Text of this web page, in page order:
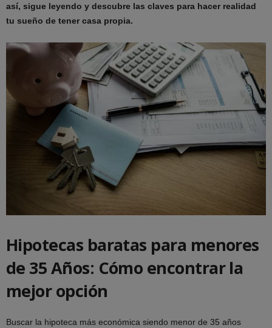
así, sigue leyendo y descubre las claves para hacer realidad
tu sueño de tener casa propia.
Hipotecas baratas para menores
de 35 Años: Cómo encontrar la
mejor opción
Buscar la hipoteca más económica siendo menor de 35 años